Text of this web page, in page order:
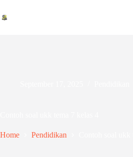
to
content
Home Pendidikan